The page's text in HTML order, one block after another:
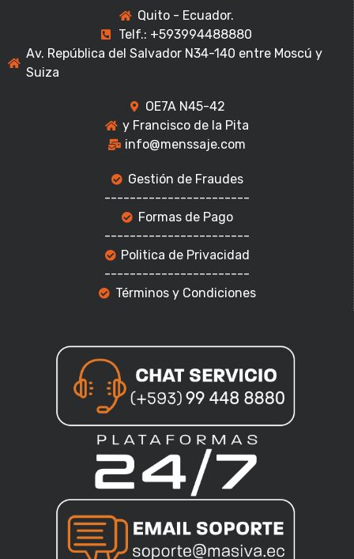
Quito - Ecuador.
Telf.: +593994488880
Av. República del Salvador N34-140 entre Moscú y
Suiza
OE7A N45-42
y Francisco de la Pita
info@menssaje.com
Gestión de Fraudes
-----------------------
Formas de Pago
-----------------------
Politica de Privacidad
-----------------------
Términos y Condiciones